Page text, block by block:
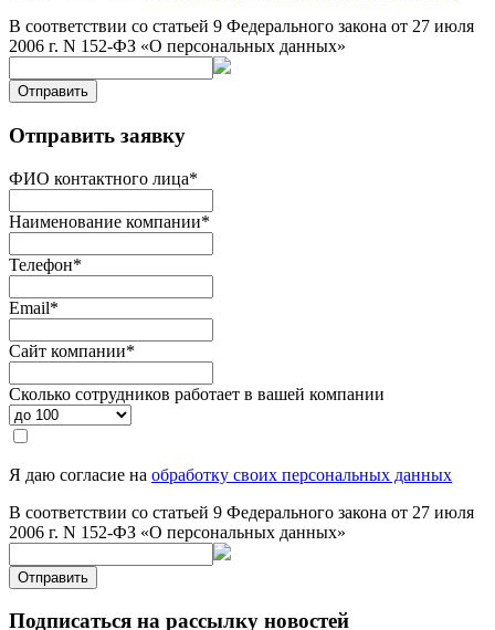
В соответствии со статьей 9 Федерального закона от 27 июля
2006 г. N 152-ФЗ «О персональных данных»
Отправить
Отправить заявку
ФИО контактного лица*
Наименование компании*
Телефон*
Email*
Сайт компании*
Сколько сотрудников работает в вашей компании
Я даю согласие на обработку своих персональных данных
В соответствии со статьей 9 Федерального закона от 27 июля
2006 г. N 152-ФЗ «О персональных данных»
Отправить
Подписаться на рассылку новостей